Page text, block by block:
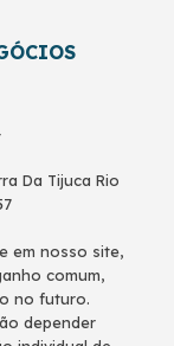
Da Tijuca Rio
em nosso site,
comum,
no futuro.
depender